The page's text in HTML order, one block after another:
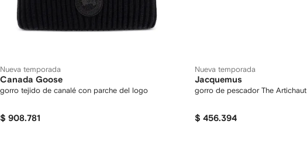
Nueva temporada
Canada Goose
gorro tejido de canalé con parche del logo
$ 908.781
Nueva temporada
Jacquemus
gorro de pescador The Artichaut
$ 456.394